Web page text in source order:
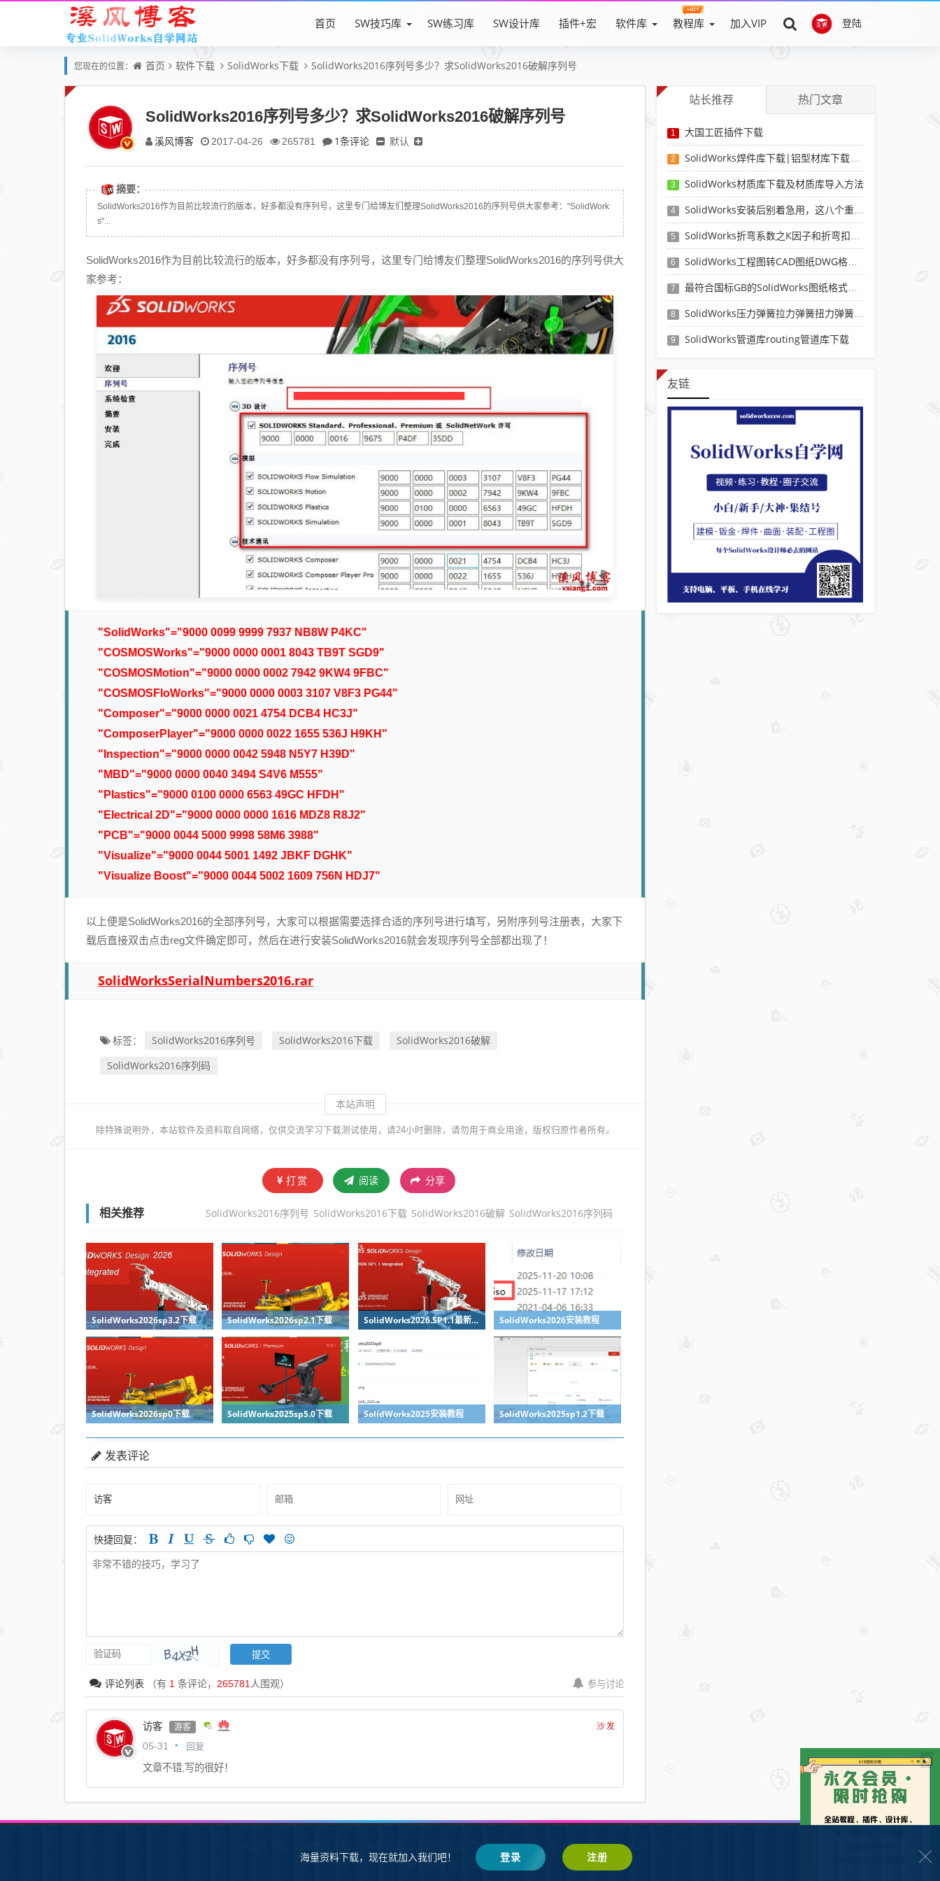
登陆
首页 SW技巧库 SW练习库 SW设计库 插件+宏 软件库 教程库 加入VIP
您现在的位置： 首页 软件下载 SolidWorks下载 SolidWorks2016序列号多少？求SolidWorks2016破解序列号
SolidWorks2016序列号多少？求SolidWorks2016破解序列号
溪风博客 2017-04-26 265781 1条评论 默认
摘要：
SolidWorks2016作为目前比较流行的版本，好多都没有序列号，这里专门给博友们整理SolidWorks2016的序列号供大家参考："SolidWork
s"...
SolidWorks2016作为目前比较流行的版本，好多都没有序列号，这里专门给博友们整理SolidWorks2016的序列号供大
家参考：
"SolidWorks"="9000 0099 9999 7937 NB8W P4KC"
"COSMOSWorks"="9000 0000 0001 8043 TB9T SGD9"
"COSMOSMotion"="9000 0000 0002 7942 9KW4 9FBC"
"COSMOSFloWorks"="9000 0000 0003 3107 V8F3 PG44"
"Composer"="9000 0000 0021 4754 DCB4 HC3J"
"ComposerPlayer"="9000 0000 0022 1655 536J H9KH"
"Inspection"="9000 0000 0042 5948 N5Y7 H39D"
"MBD"="9000 0000 0040 3494 S4V6 M555"
"Plastics"="9000 0100 0000 6563 49GC HFDH"
"Electrical 2D"="9000 0000 0000 1616 MDZ8 R8J2"
"PCB"="9000 0044 5000 9998 58M6 3988"
"Visualize"="9000 0044 5001 1492 JBKF DGHK"
"Visualize Boost"="9000 0044 5002 1609 756N HDJ7"
以上便是SolidWorks2016的全部序列号，大家可以根据需要选择合适的序列号进行填写，另附序列号注册表，大家下
载后直接双击点击reg文件确定即可，然后在进行安装SolidWorks2016就会发现序列号全部都出现了！
SolidWorksSerialNumbers2016.rar
标签： SolidWorks2016序列号 SolidWorks2016下载
SolidWorks2016破解
SolidWorks2016序列码
本站声明
除特殊说明外，本站软件及资料取自网络，仅供交流学习下载测试使用，请24小时删除，请勿用于商业用途，版权归原作者所有。
打赏 阅读 分享
相关推荐 SolidWorks2016序列号 SolidWorks2016下载 SolidWorks2016破解 SolidWorks2016序列码
SolidWorks2026sp3.2下载 SolidWorks2026sp2.1下载 SolidWorks2026.SP1.1最新版免费下载 SolidWorks2026安装教程
SolidWorks2026sp0下载 SolidWorks2025sp5.0下载 SolidWorks2025安装教程 SolidWorks2025sp1.2下载
发表评论
快捷回复：
评论列表 （有 1 条评论， 265781 人围观） 参与讨论
访客 游客 沙发
05-31 回复
文章不错,写的很好！
站长推荐 热门文章
1 大国工匠插件下载
2 SolidWorks焊件库下载|铝型材库下载|附sw焊件库添加配置使用教程
3 SolidWorks材质库下载及材质库导入方法
4 SolidWorks安装后别着急用，这八个重要SolidWorks设置可以提高你的画图效率
5 SolidWorks折弯系数之K因子和折弯扣除表-溪风推荐
6 SolidWorks工程图转CAD图纸DWG格式映射文件无乱码可分层-溪风亲测推荐
7 最符合国标GB的SolidWorks图纸格式和图纸模板下载-溪风专用版
8 SolidWorks压力弹簧拉力弹簧扭力弹簧涡卷弹簧自动生成宏程序下载
9 SolidWorks管道库routing管道库下载
友链
鲁ICP备2021002287号-1鲁公网安备 37132902372928号
SW自学网 Z-BlogPHP 搭建
×
海量资料下载，现在就加入我们吧！ 登录 注册